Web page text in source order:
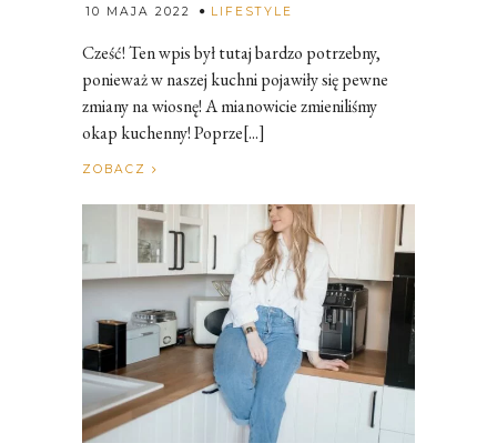
10 MAJA 2022 LIFESTYLE
Cześć! Ten wpis był tutaj bardzo potrzebny,
ponieważ w naszej kuchni pojawiły się pewne
zmiany na wiosnę! A mianowicie zmieniliśmy
okap kuchenny! Poprze[...]
ZOBACZ